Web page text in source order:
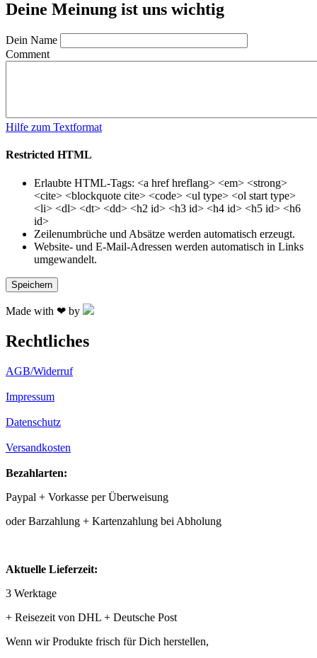
Deine Meinung ist uns wichtig
Dein Name
Comment
Hilfe zum Textformat
Restricted HTML
Erlaubte HTML-Tags: <a href hreflang> <em> <strong>
<cite> <blockquote cite> <code> <ul type> <ol start type>
<li> <dl> <dt> <dd> <h2 id> <h3 id> <h4 id> <h5 id> <h6
id>
Zeilenumbrüche und Absätze werden automatisch erzeugt.
Website- und E-Mail-Adressen werden automatisch in Links
umgewandelt.
Made with ❤ by
Rechtliches
AGB/Widerruf
Impressum
Datenschutz
Versandkosten
Bezahlarten:
Paypal + Vorkasse per Überweisung
oder Barzahlung + Kartenzahlung bei Abholung
Aktuelle Lieferzeit:
3 Werktage
+ Reisezeit von DHL + Deutsche Post
Wenn wir Produkte frisch für Dich herstellen,